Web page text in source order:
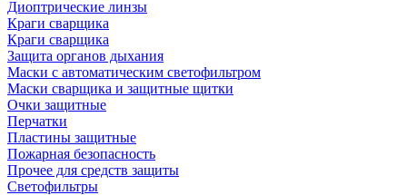
Диоптрические линзы
Краги сварщика
Краги сварщика
Защита органов дыхания
Маски с автоматическим светофильтром
Маски сварщика и защитные щитки
Очки защитные
Перчатки
Пластины защитные
Пожарная безопасность
Прочее для средств защиты
Светофильтры